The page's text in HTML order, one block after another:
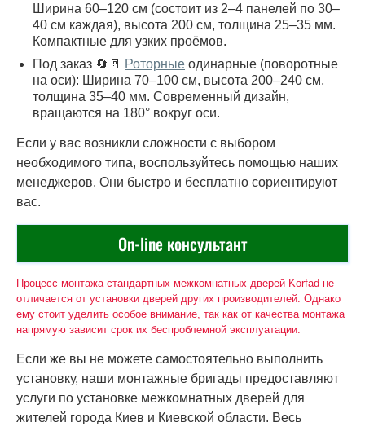
Ширина 60–120 см (состоит из 2–4 панелей по 30–
40 см каждая), высота 200 см, толщина 25–35 мм.
Компактные для узких проёмов.
Под заказ 🔄🚪 Роторные одинарные (поворотные
на оси): Ширина 70–100 см, высота 200–240 см,
толщина 35–40 мм. Современный дизайн,
вращаются на 180° вокруг оси.
Если у вас возникли сложности с выбором
необходимого типа, воспользуйтесь помощью наших
менеджеров. Они быстро и бесплатно сориентируют
вас.
On-line консультант
Процесс монтажа стандартных межкомнатных дверей Korfad не
отличается от установки дверей других производителей. Однако
ему стоит уделить особое внимание, так как от качества монтажа
напрямую зависит срок их беспроблемной эксплуатации.
Если же вы не можете самостоятельно выполнить
установку, наши монтажные бригады предоставляют
услуги по установке межкомнатных дверей для
жителей города Киев и Киевской области. Весь